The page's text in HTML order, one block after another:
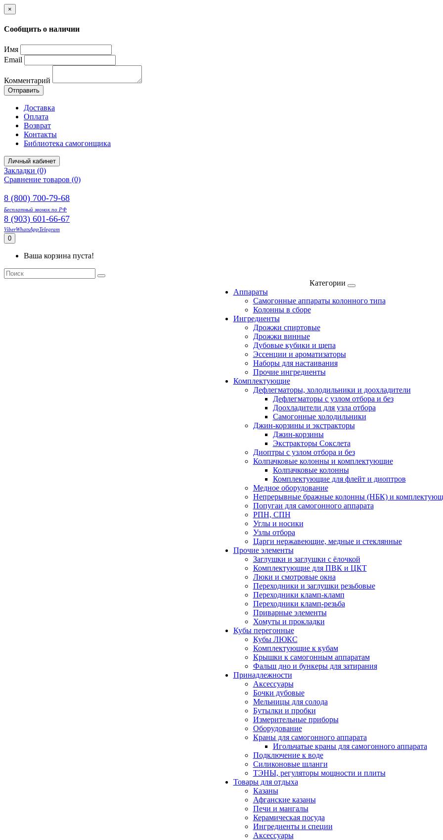
×
Сообщить о наличии
Имя
Email
Комментарий
Отправить
Доставка
Оплата
Возврат
Контакты
Библиотека самогонщика
Личный кабинет
Закладки (0)
Сравнение товаров (0)
8 (800) 700-79-68
Бесплатный звонок по РФ
8 (903) 601-66-67
ViberWhatsAppTelegram
0
Ваша корзина пуста!
Категории
Аппараты
Самогонные аппараты колонного типа
Колонны в сборе
Ингредиенты
Дрожжи спиртовые
Дрожжи винные
Дубовые кубики и щепа
Эссенции и ароматизаторы
Наборы для настаивания
Прочие ингредиенты
Комплектующие
Дефлегматоры, холодильники и доохладители
Дефлегматоры с узлом отбора и без
Доохладители для узла отбора
Самогонные холодильники
Джин-корзины и экстракторы
Джин-корзины
Экстракторы Сокслета
Диоптры с узлом отбора и без
Колпачковые колонны и комплектующие
Колпачковые колонны
Комплектующие для флейт и диоптров
Медное оборудование
Непрерывные бражные колонны (НБК) и
Попугаи для самогонного аппарата
РПН, СПН
Углы и носики
Узлы отбора
Царги нержавеющие, медные и стеклянные
Прочие элементы
Заглушки и заглушки с ёлочкой
Комплектующие для ПВК и ЦКТ
Люки и смотровые окна
Переходники и заглушки резьбовые
Переходники кламп-кламп
Переходники кламп-резьба
Приварные элементы
Хомуты и прокладки
Кубы перегонные
Кубы ЛЮКС
Комплектующие к кубам
Крышки к самогонным аппаратам
Фальш дно и бункеры для затирания
Принадлежности
Аксессуары
Бочки дубовые
Мельницы для солода
Бутылки и пробки
Измерительные приборы
Оборудование
Краны для самогонного аппарата
Игольчатые краны для самогонного аппарата
Подключение к воде
Силиконовые шланги
ТЭНЫ, регуляторы мощности и плиты
Товары для отдыха
Казаны
Афганские казаны
Печи и мангалы
Керамическая посуда
Ингредиенты и специи
Аксессуары